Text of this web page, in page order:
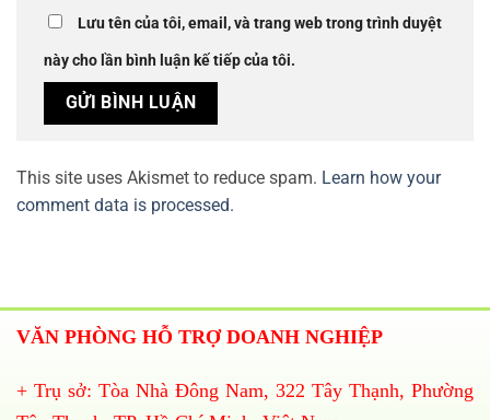
Lưu tên của tôi, email, và trang web trong trình duyệt
này cho lần bình luận kế tiếp của tôi.
This site uses Akismet to reduce spam. Learn how your
comment data is processed.
VĂN PHÒNG HỖ TRỢ DOANH NGHIỆP
+ Trụ sở: Tòa Nhà Đông Nam, 322 Tây Thạnh, Phường